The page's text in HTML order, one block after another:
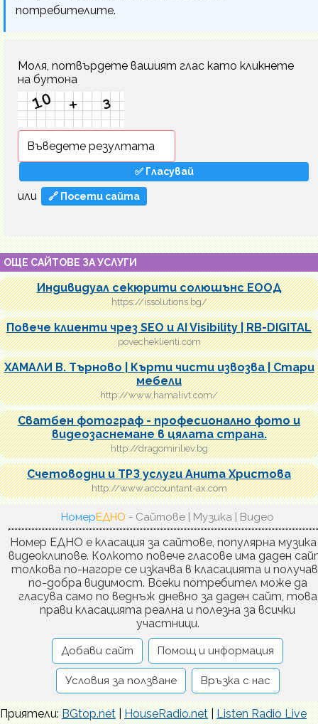
потребителите.
Моля, потвърдете вашият глас като кликнете
на бутона
или 🔗 Посети сайта
ОЩЕ САЙТОВЕ ЗА УСЛУГИ
Индивидуал секюрити солюшънс ЕООД
https://issolutions.bg/
Повече клиенти чрез SEO и AI Visibility | RB-DIGITAL
povecheklienti.com
ХАМАЛИ В. Търново | Кърти чисти извозва | Стари
мебели
http://www.hamalivt.com/
Сватбен фотограф - професионално фото и
видеозаснемане в цялата страна.
http://dragomiriliev.bg
Счетоводни и ТРЗ услуги Анита Христова
http://www.accountant-ax.com
НомерЕДНО - Сайтове | Музика | Видео
Номер ЕДНО е класация за сайтове, популярна музика
видеоклипове. Колкото повече гласове има даден
толкова по-нагоре се изкачва в класацията и
по-добра видимост. Всеки потребител може да
гласува само по веднъж дневно за даден сайт, това
прави класацията реална и полезна за всички
участници.
Добави сайт Помощ и информация
Условия за ползване Връзка с нас
Приятели:BGtop.net|HouseRadio.net|Listen Radio Live